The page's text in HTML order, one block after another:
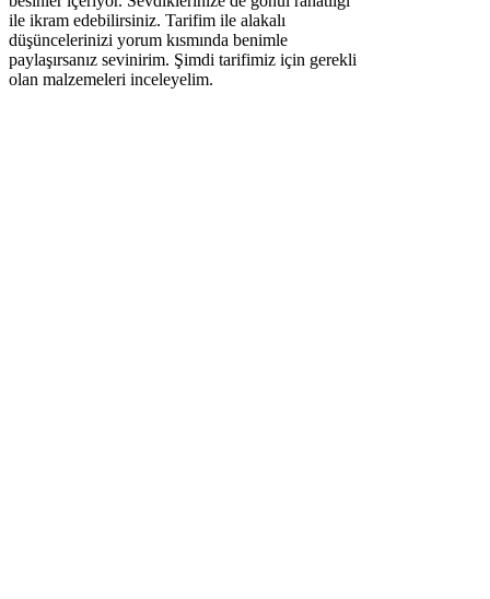
ile ikram edebilirsiniz. Tarifim ile alakalı
düşüncelerinizi yorum kısmında benimle
paylaşırsanız sevinirim. Şimdi tarifimiz için gerekli
olan malzemeleri inceleyelim.